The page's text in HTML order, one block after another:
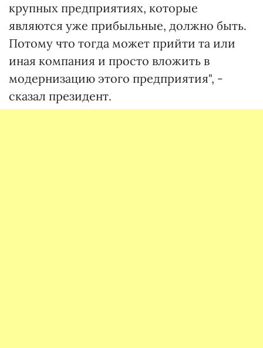
крупных предприятиях, которые
являются уже прибыльные, должно быть.
Потому что тогда может прийти та или
иная компания и просто вложить в
модернизацию этого предприятия", -
сказал президент.